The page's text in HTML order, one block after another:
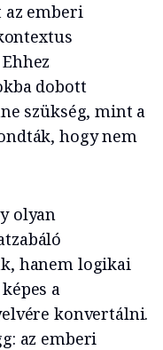
az emberi
Ehhez
dobott
szükség, mint a
hogy nem
olyan
hanem logikai
a
konvertálni.
az emberi